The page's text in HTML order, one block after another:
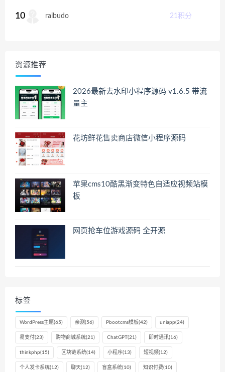
10 raibudo 21积分
资源推荐
2026最新去水印小程序源码 v1.6.5 带流
量主
花坊鲜花售卖商店微信小程序源码
苹果cms10酷黑渐变特色自适应视频站模
板
网页抢车位游戏源码 全开源
标签
WordPress主题(65) 亲测 (56) Pbootcms模板(42) uniapp(24)
易支付(23) 购物商城系统(21) ChatGPT(21) 即时通讯(16)
thinkphp(15) 区块链系统(14) 小程序(13) 短视频(12)
个人发卡系统(12) 聊天(12) 盲盒系统(10) 知识付费(10)